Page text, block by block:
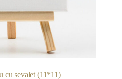
cu sevalet (11*11)